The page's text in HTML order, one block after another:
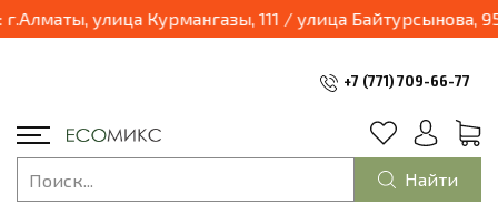
03.04.2025 наш магазин переходит в формат шоурум и будет находиться по адресу: г.Алматы,
+7 (771) 709-66-77
Найти